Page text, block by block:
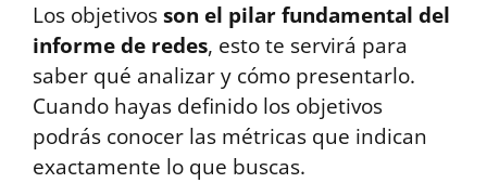
Los objetivosson el pilar fundamental del
informe de redes, esto te servirá para
saber qué analizar y cómo presentarlo.
Cuando hayas definido los objetivos
podrás conocer las métricas que indican
exactamente lo que buscas.